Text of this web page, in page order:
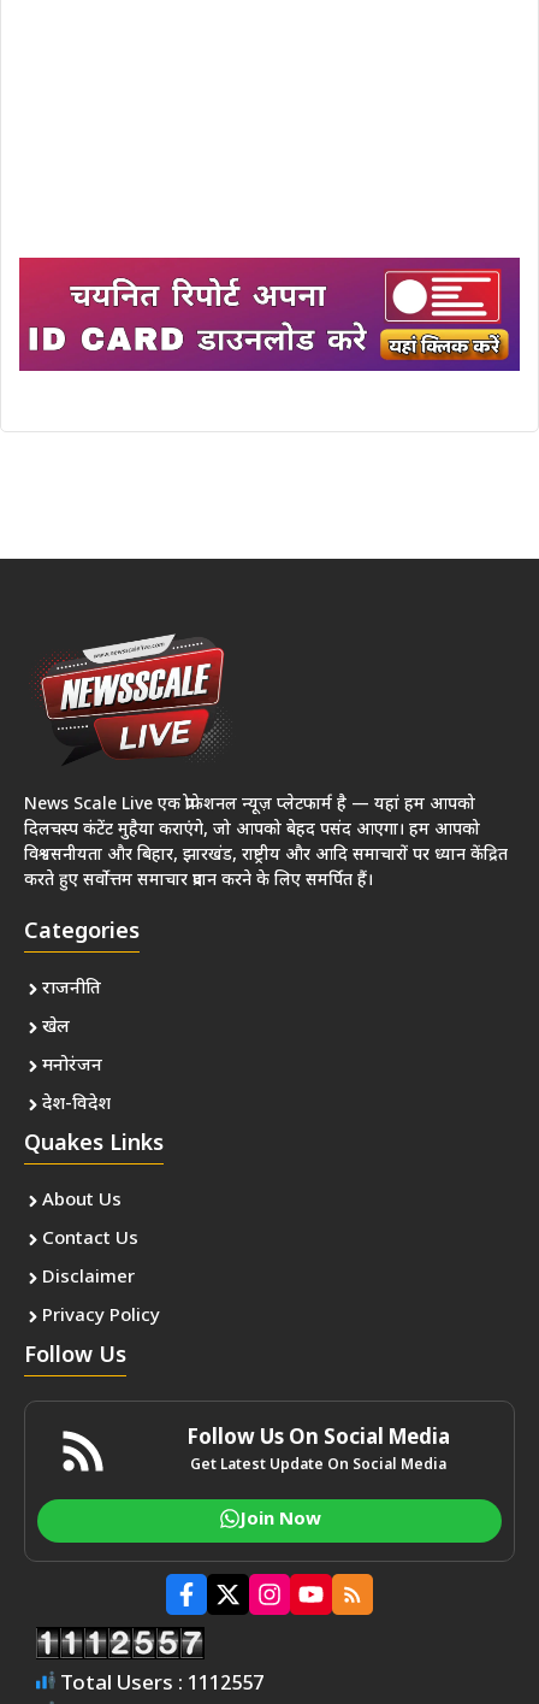
News Scale Live एक प्रोफेशनल न्यूज़ प्लेटफार्म है — यहां हम आपको
दिलचस्प कंटेंट मुहैया कराएंगे, जो आपको बेहद पसंद आएगा। हम आपको
विश्वसनीयता और बिहार, झारखंड, राष्ट्रीय और आदि समाचारों पर ध्यान केंद्रित
करते हुए सर्वोत्तम समाचार प्रदान करने के लिए समर्पित हैं।
Categories
राजनीति
खेल
मनोरंजन
देश-विदेश
Quakes Links
About Us
Contact Us
Disclaimer
Privacy Policy
Follow Us
Follow Us On Social Media
Get Latest Update On Social Media
Join Now
Total Users : 1112557